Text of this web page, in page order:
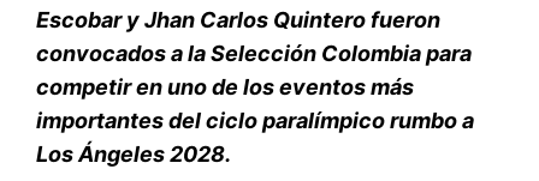
Escobar y Jhan Carlos Quintero fueron
convocados a la Selección Colombia para
competir en uno de los eventos más
importantes del ciclo paralímpico rumbo a
Los Ángeles 2028.